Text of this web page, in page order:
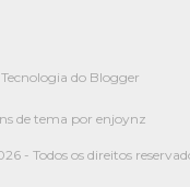
Tecnologia do Blogger
de tema por enjoynz
- Todos os direitos